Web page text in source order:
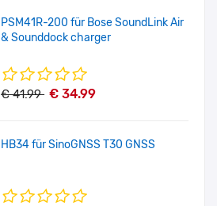
PSM41R-200 für Bose SoundLink Air
& Sounddock charger
€ 41.99 € 34.99
HB34 für SinoGNSS T30 GNSS